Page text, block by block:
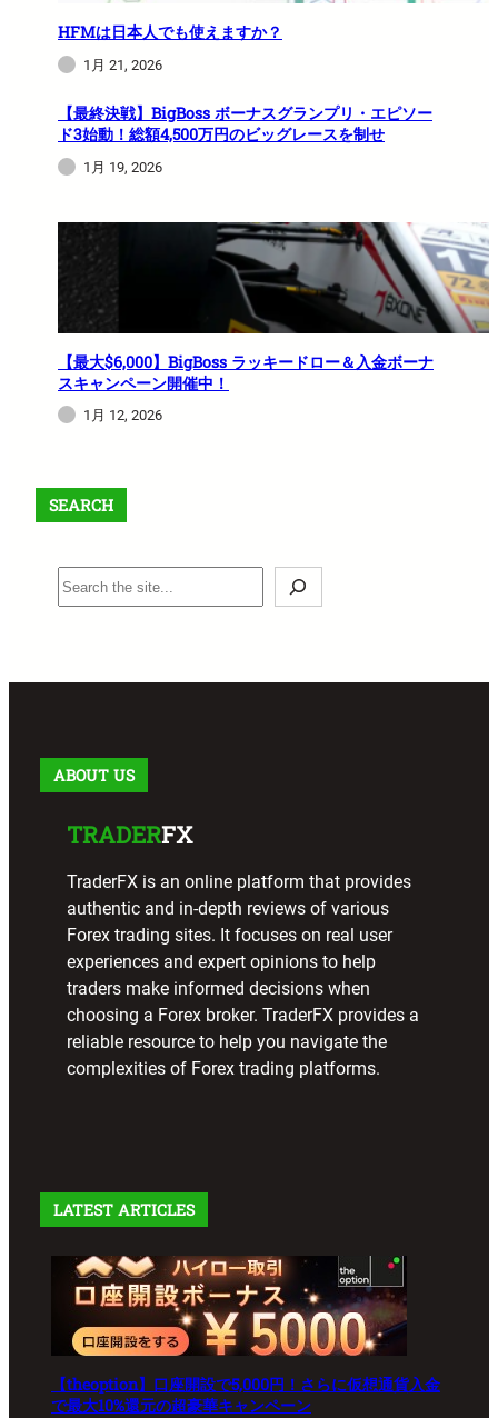
HFMは日本人でも使えますか？
1月 21, 2026
【最終決戦】BigBoss ボーナスグランプリ・エピソー
ド3始動！総額4,500万円のビッグレースを制せ
1月 19, 2026
【最大$6,000】BigBoss ラッキードロー＆入金ボーナ
スキャンペーン開催中！
1月 12, 2026
SEARCH
S
e
c
ABOUT US
TRADERFX
TraderFX is an online platform that provides
authentic and in-depth reviews of various
Forex trading sites. It focuses on real user
experiences and expert opinions to help
traders make informed decisions when
choosing a Forex broker. TraderFX provides a
reliable resource to help you navigate the
complexities of Forex trading platforms.
LATEST ARTICLES
【theoption】口座開設で5,000円！さらに仮想通貨入金
で最大10%還元の超豪華キャンペーン